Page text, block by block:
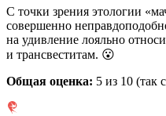
С точки зрения этологии
совершенно
на удивление лояльно
и трансвеститам. 😮
Общая оценка: 5 из 10 (так